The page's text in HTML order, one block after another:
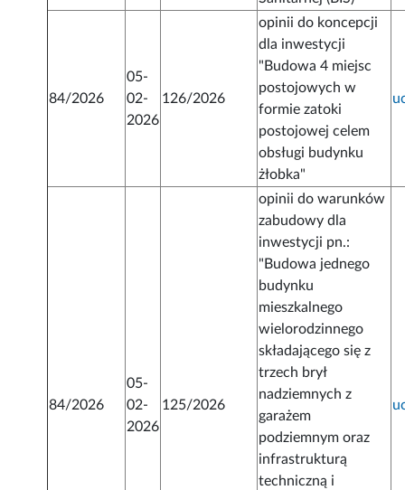
84/2026
05-
02-
2026
126/2026
opinii do koncepcji
dla inwestycji
"Budowa 4 miejsc
postojowych w
formie zatoki
postojowej celem
obsługi budynku
żłobka"
84/2026
05-
02-
2026
125/2026
opinii do warunków
zabudowy dla
inwestycji pn.:
"Budowa jednego
budynku
mieszkalnego
wielorodzinnego
składającego się z
trzech brył
nadziemnych z
garażem
podziemnym oraz
infrastrukturą
techniczną i